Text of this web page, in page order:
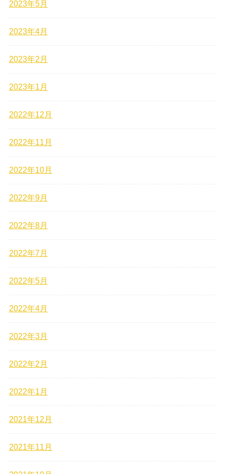
2023年5月
2023年4月
2023年2月
2023年1月
2022年12月
2022年11月
2022年10月
2022年9月
2022年8月
2022年7月
2022年5月
2022年4月
2022年3月
2022年2月
2022年1月
2021年12月
2021年11月